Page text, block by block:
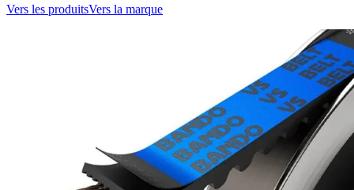
Vers les produitsVers la marque